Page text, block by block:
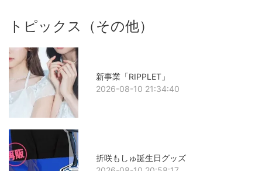
トピックス（その他）
新事業「RIPPLET」
2026-08-10 21:34:40
折咲もしゅ誕生日グッズ